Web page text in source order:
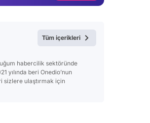
habercilik sektöründe
yılında beri Onedio’nun
sizlere ulaştırmak için
Tüm içerikleri